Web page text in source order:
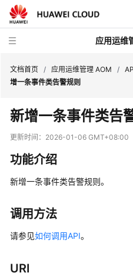
应用运维
最
新
动
品
绍
计
说
文档首页 / 应用运维管理 AOM /
增一条事件类告警规则
新增一条事件类告
更新时间： 2026-01-06 GMT+08:00
功能介绍
新增一条事件类告警规则。
调用方法
请参见如何调用API。
URI